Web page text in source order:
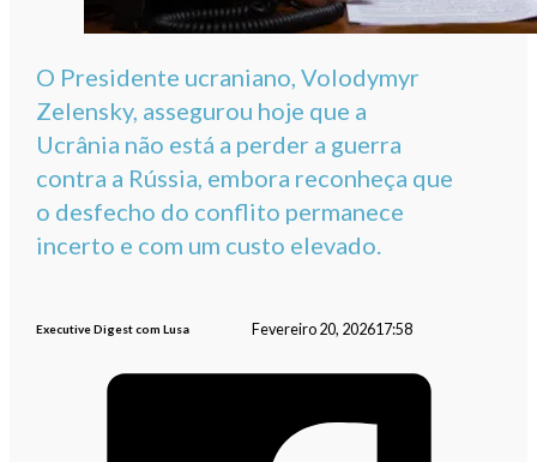
O Presidente ucraniano, Volodymyr
Zelensky, assegurou hoje que a
Ucrânia não está a perder a guerra
contra a Rússia, embora reconheça que
o desfecho do conflito permanece
incerto e com um custo elevado.
Executive Digest com Lusa Fevereiro 20, 202617:58